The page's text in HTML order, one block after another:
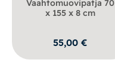
Vaahtomuovipatja 70
x 155 x 8 cm
55,00€